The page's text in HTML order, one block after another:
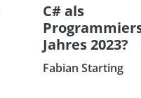
C# als
Jahres 2023?
Fabian Starting